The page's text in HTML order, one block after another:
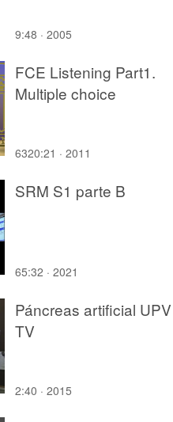
9:48 · 2005
FCE Listening Part1.
Multiple choice
6320:21 · 2011
SRM S1 parte B
65:32 · 2021
Páncreas artificial UPV
TV
2:40 · 2015